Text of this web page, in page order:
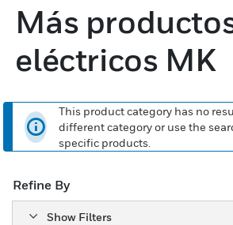
Más
eléctricos MK
This product category has no
different category or use the
specific products.
Refine By
Show Filters